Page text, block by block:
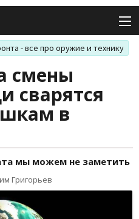
- все про оружие и технику
смены
сварятся
в
мы можем не заметить
Григорьев